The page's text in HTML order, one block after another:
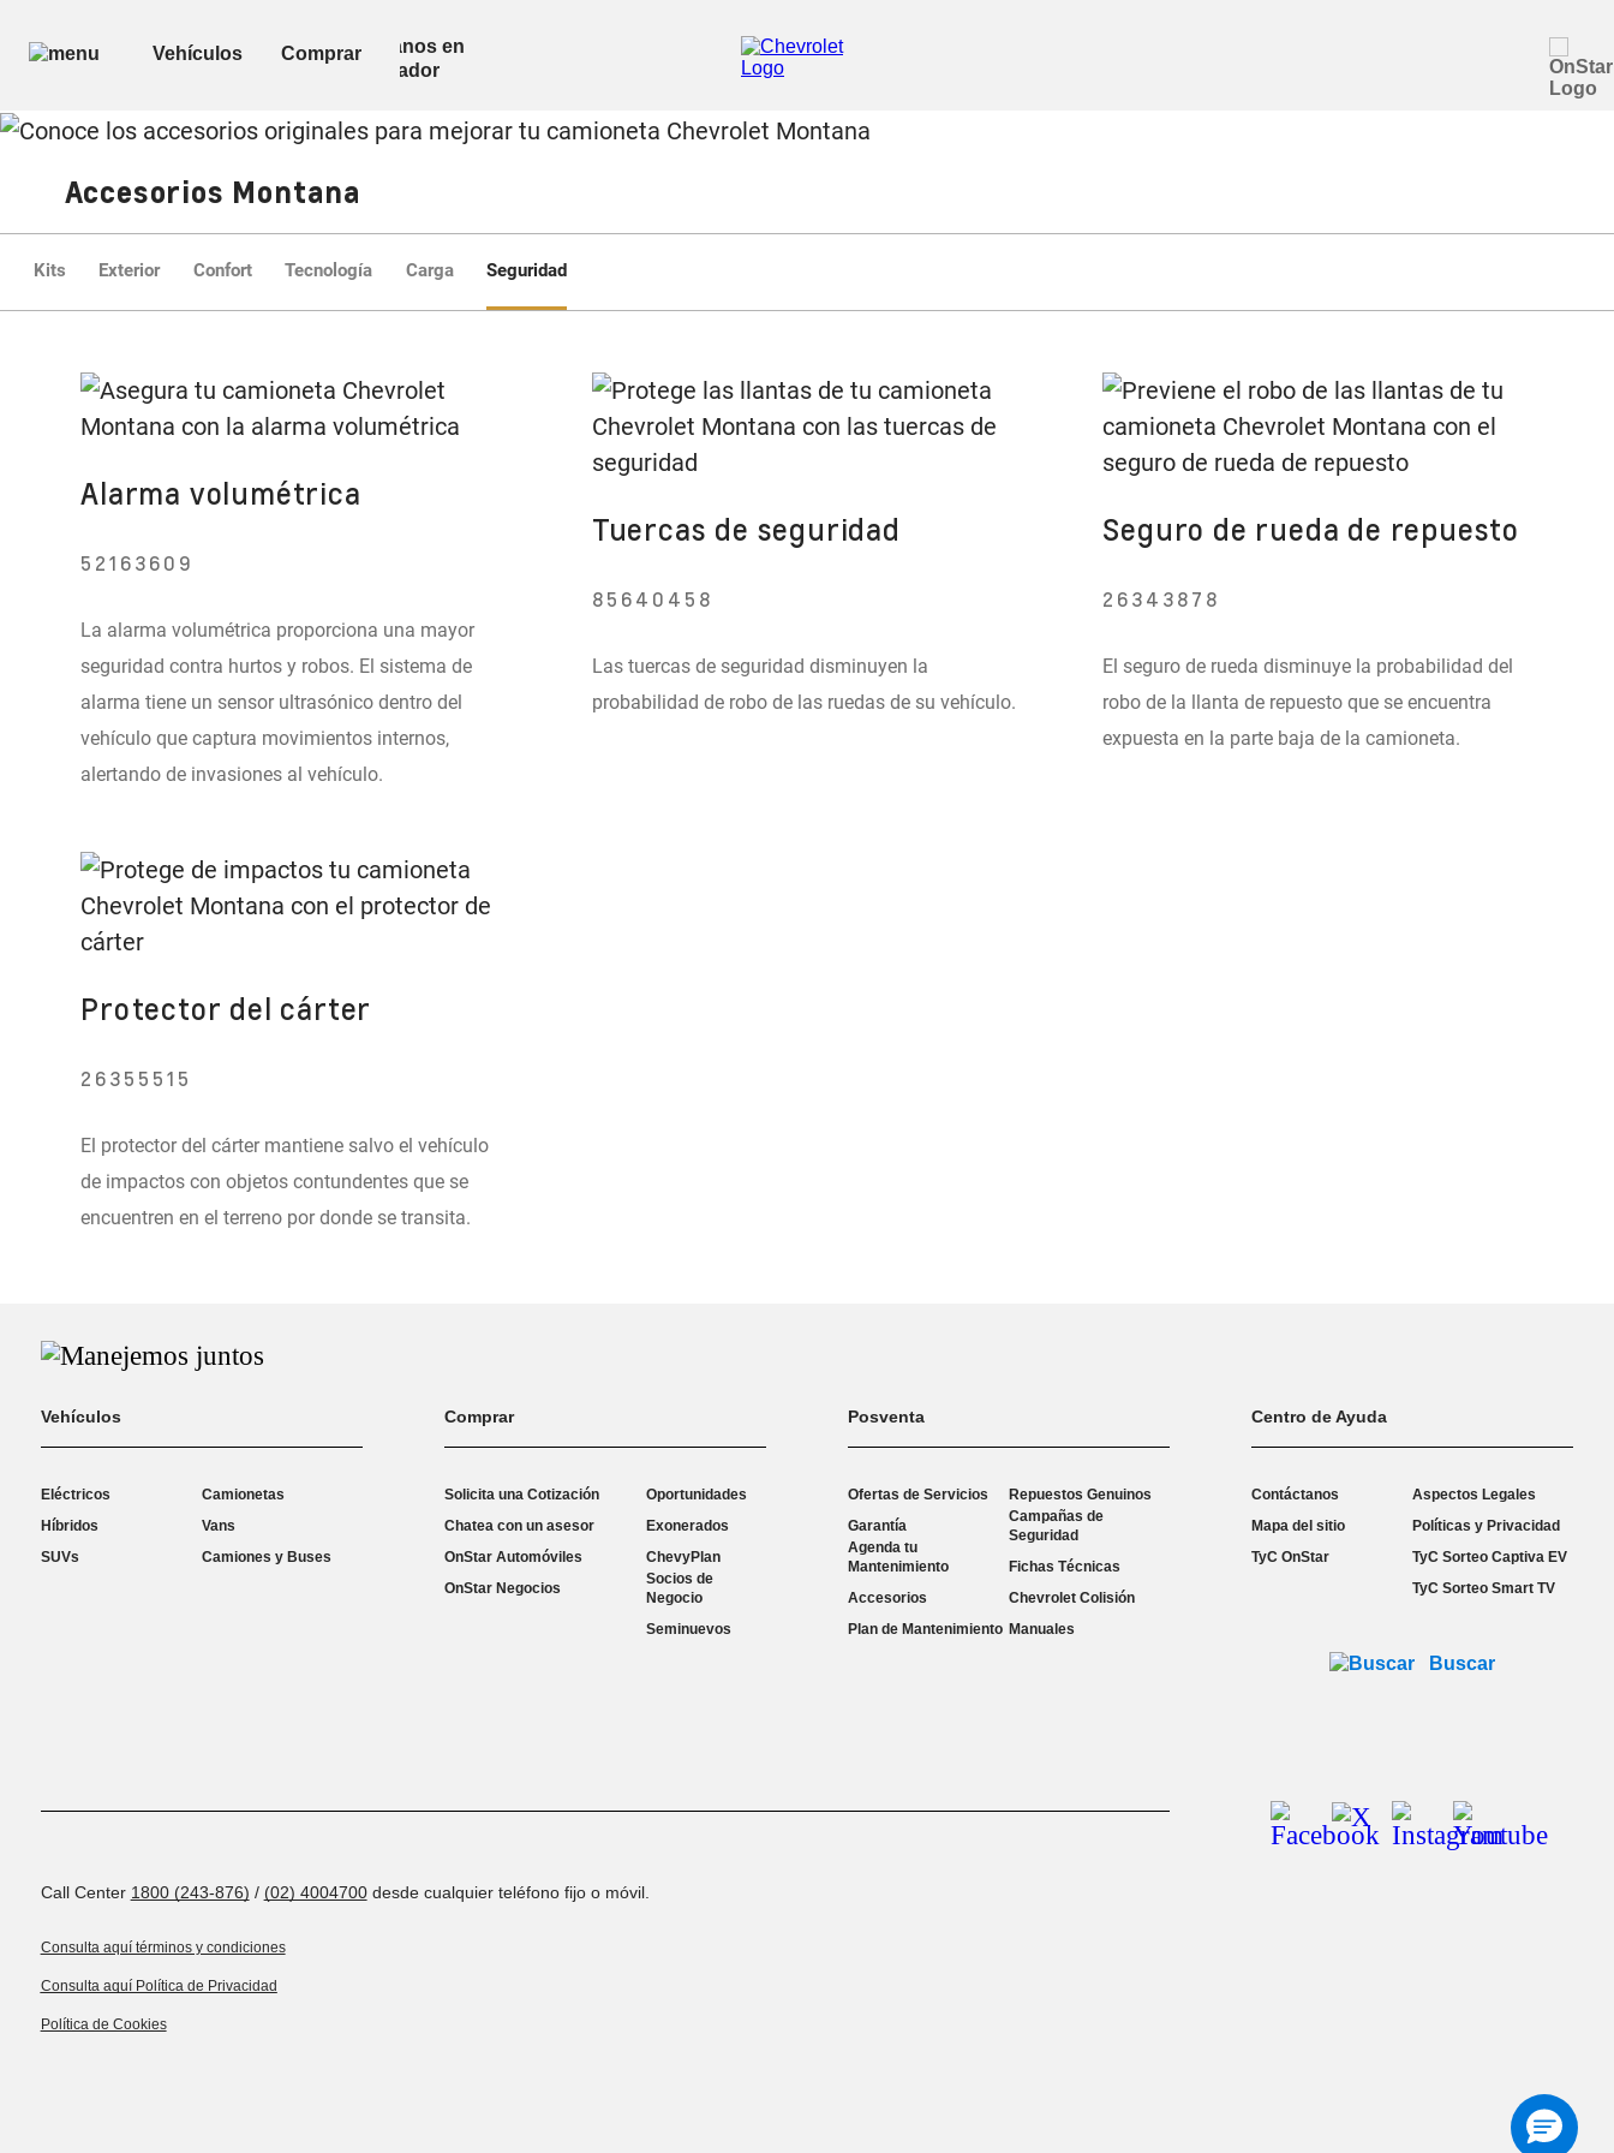
Accesorios Montana
Kits Exterior Confort Tecnología Carga Seguridad
Alarma volumétrica
52163609
La alarma volumétrica proporciona una mayor
seguridad contra hurtos y robos. El sistema de
alarma tiene un sensor ultrasónico dentro del
vehículo que captura movimientos internos,
alertando de invasiones al vehículo.
Tuercas de seguridad
85640458
Las tuercas de seguridad disminuyen la
probabilidad de robo de las ruedas de su vehículo.
Seguro de rueda de repuesto
26343878
El seguro de rueda disminuye la probabilidad del
robo de la llanta de repuesto que se encuentra
expuesta en la parte baja de la camioneta.
Protector del cárter
26355515
El protector del cárter mantiene salvo el vehículo
de impactos con objetos contundentes que se
encuentren en el terreno por donde se transita.